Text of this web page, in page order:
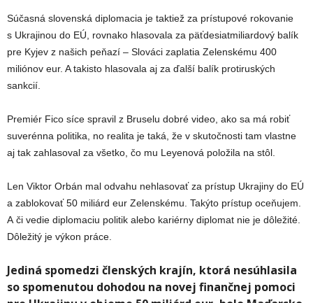
Súčasná slovenská diplomacia je taktiež za prístupové rokovanie
s Ukrajinou do EÚ, rovnako hlasovala za päťdesiatmiliardový balík
pre Kyjev z našich peňazí – Slováci zaplatia Zelenskému 400
miliónov eur. A takisto hlasovala aj za ďalší balík protiruských
sankcií.
Premiér Fico síce spravil z Bruselu dobré video, ako sa má robiť
suverénna politika, no realita je taká, že v skutočnosti tam vlastne
aj tak zahlasoval za všetko, čo mu Leyenová položila na stôl.
Len Viktor Orbán mal odvahu nehlasovať za prístup Ukrajiny do EÚ
a zablokovať 50 miliárd eur Zelenskému. Takýto prístup oceňujem.
A či vedie diplomaciu politik alebo kariérny diplomat nie je dôležité.
Dôležitý je výkon práce.
Jediná spomedzi členských krajín, ktorá nesúhlasila
so spomenutou dohodou na novej finančnej pomoci